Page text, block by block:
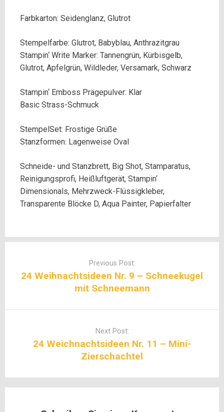
Farbkarton: Seidenglanz, Glutrot
Stempelfarbe: Glutrot, Babyblau, Anthrazitgrau
Stampin‘ Write Marker: Tannengrün, Kürbisgelb,
Glutrot, Apfelgrün, Wildleder, Versamark, Schwarz
Stampin‘ Emboss Prägepulver: Klar
Basic Strass-Schmuck
StempelSet: Frostige Grüße
Stanzformen: Lagenweise Oval
Schneide- und Stanzbrett, Big Shot, Stamparatus,
Reinigungsprofi, Heißluftgerät, Stampin‘
Dimensionals, Mehrzweck-Flüssigkleber,
Transparente Blöcke D, Aqua Painter, Papierfalter
Previous Post:
24 Weihnachtsideen Nr. 9 – Schneekugel
mit Schneemann
Next Post:
24 Weichnachtsideen Nr. 11 – Mini-
Zierschachtel